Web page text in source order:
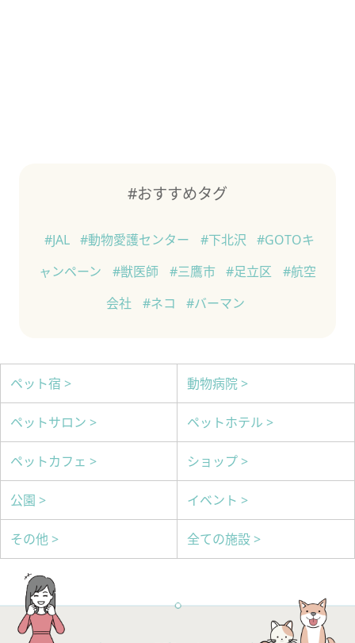
#おすすめタグ
#JAL #動物愛護センター #下北沢
#GOTOキ
ャンペーン
#獣医師 #三鷹市 #足立区
#航空
会社
#ネコ #バーマン
ペット宿 > 動物病院 >
ペットサロン > ペットホテル >
ペットカフェ > ショップ >
公園 > イベント >
その他 > 全ての施設 >